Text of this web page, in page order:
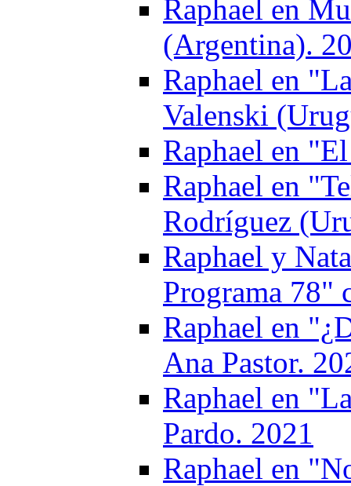
Raphael en
(Argentina).
Raphael en
Valenski
Raphael en
Raphael en
Rodríguez
Raphael y
Programa 78"
Raphael en
Ana Pastor.
Raphael en
Pardo. 2021
Raphael en